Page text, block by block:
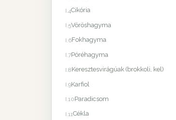
I.4Cikória
I.5Vöröshagyma
I.6Fokhagyma
I.7Póréhagyma
I.8Keresztesvirágúak (brokkoli, kel)
I.9Karfiol
I.10Paradicsom
I.11Cékla